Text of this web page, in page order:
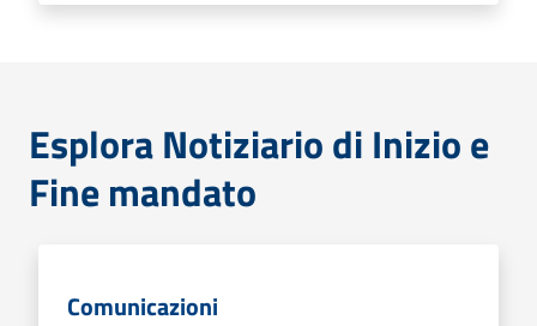
Esplora Notiziario di Inizio e
Fine mandato
Comunicazioni